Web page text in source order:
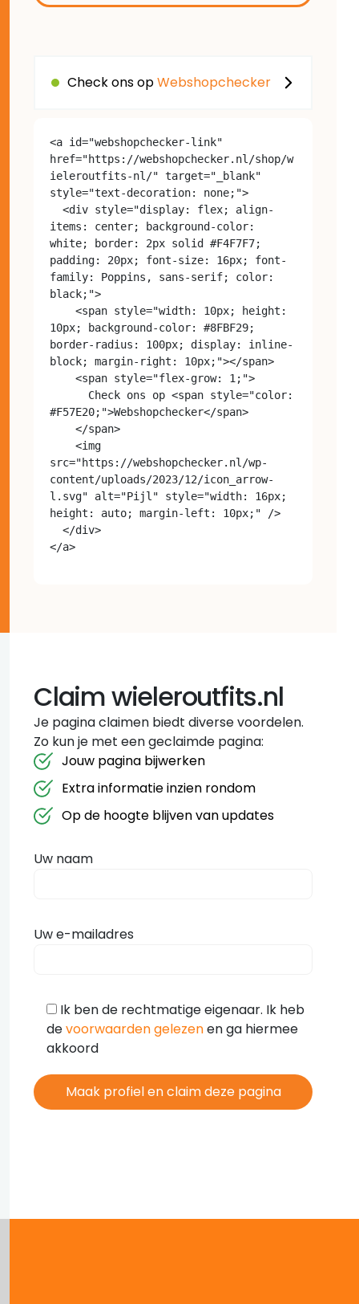
Check ons opWebshopchecker
<a id="webshopchecker-link"
href="https://webshopchecker.nl/shop/w
ieleroutfits-nl/" target="_blank"
style="text-decoration: none;">
items: center; background-color:
white; border: 2px solid #F4F7F7;
padding: 20px; font-size: 16px; font-
family: Poppins, sans-serif; color:
black;">
10px; background-color: #8FBF29;
border-radius: 100px; display: inline-
block; margin-right: 10px;"></span>
#F57E20;">Webshopchecker</span>
src="https://webshopchecker.nl/wp-
content/uploads/2023/12/icon_arrow-
l.svg" alt="Pijl" style="width: 16px;
height: auto; margin-left: 10px;" />
Claim wieleroutfits.nl
Je pagina claimen biedt diverse voordelen.
Zo kun je met een geclaimde pagina:
Jouw pagina bijwerken
Extra informatie inzien rondom
Op de hoogte blijven van updates
Uw naam
Uw e-mailadres
Ik ben de rechtmatige eigenaar. Ik heb
devoorwaarden gelezenen ga hiermee
akkoord